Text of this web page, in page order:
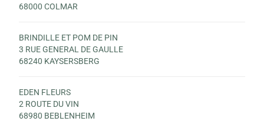
68000 COLMAR
BRINDILLE ET POM DE PIN
3 RUE GENERAL DE GAULLE
68240 KAYSERSBERG
EDEN FLEURS
2 ROUTE DU VIN
68980 BEBLENHEIM